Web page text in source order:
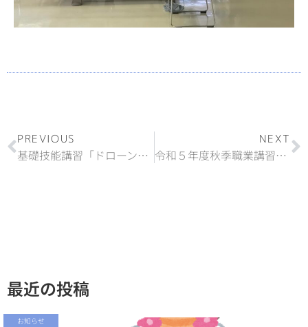
PREVIOUS
基礎技能講習「ドローン検定 公認」を開催します。
NEXT
令和５年度秋季職業講習受講生を募集します！
最近の投稿
お知らせ